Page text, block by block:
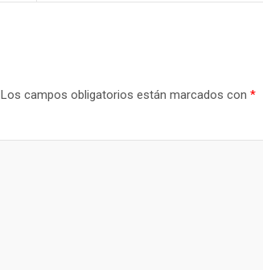
Los campos obligatorios están marcados con *